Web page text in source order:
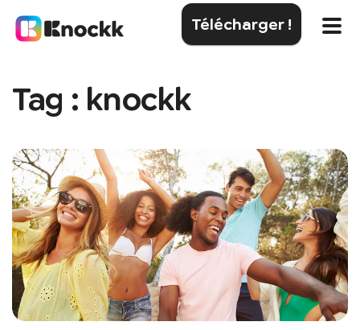
Télécharger !
Tag : knockk